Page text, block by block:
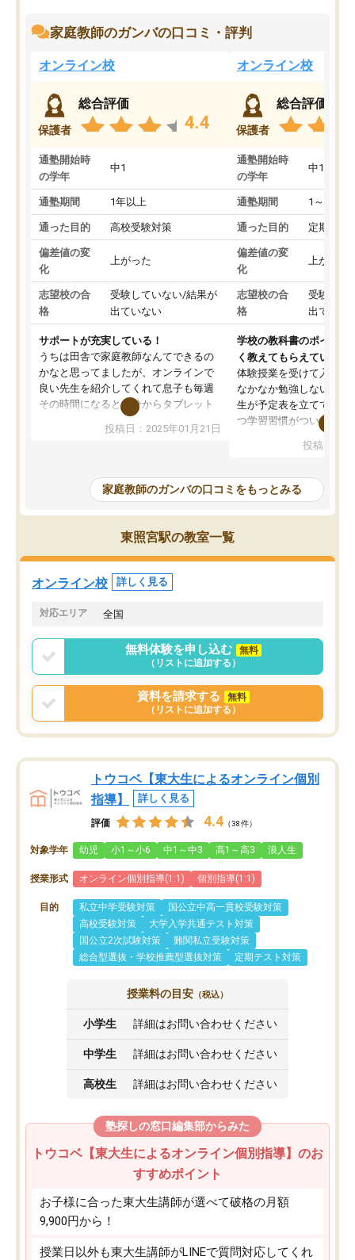
家庭教師のガンバの口コミ・評判
オンライン校
保護者
総合評価
4.4
通塾開始時
の学年
中1
通塾期間 1年以上
通った目的 高校受験対策
偏差値の変
化
上がった
志望校の合
格
受験していない/結果が
出ていない
サポートが充実している！
うちは田舎で家庭教師なんてできるの
かなと思ってましたが、オンラインで
良い先生を紹介してくれて息子も毎週
その時間になると自分からタブレット
を開いてzoomを繋げるようになりまし
た！5科目なんでもOKなのもとても気
めて1年ほどだった今では平均点以上の
科目が増えてきました！あと1年受験ま
であるので無料の週末教室を使用しな
がら頑張って欲しいと思います！
投稿日：2025年01月21日
オンライン校
保護者
総合評価
通塾開始時
の学年
中1
通塾期間 1～3ヵ月
通った目的 定期テス
偏差値の変
化
上がった
志望校の合
格
受験して
出ていな
学校の教科書のポイント
く教えてもらえている
体験授業を受けて入塾し
なかなか勉強しない息子
生が予定表を立ててくれ
つ学習習慣がついてきま
指導が無い日も予定表
問できるのでとても助か
投稿日：
家庭教師のガンバの口コミをもっとみる
東照宮駅の教室一覧
オンライン校 詳しく見る
対応エリア 全国
無料体験を申し込む
無料
（リストに追加する）
資料を請求する
無料
（リストに追加する）
トウコベ【東大生によるオンライン個別
指導】
詳しく見る
評価 4.4 （38件）
対象学年 幼児 小1～小6 中1～中3 高1～高3 浪人生
授業形式 オンライン個別指導(1:1) 個別指導(1:1)
目的 私立中学受験対策
国公立中高一貫校受験対策
高校受験対策
大学入学共通テスト対策
国公立2次試験対策
難関私立受験対策
総合型選抜・学校推薦型選抜対策
定期テスト対策
授業料の目安 （税込）
小学生 詳細はお問い合わせください
中学生 詳細はお問い合わせください
高校生 詳細はお問い合わせください
塾探しの窓口編集部からみた
トウコベ【東大生によるオンライン個別指導】のお
すすめポイント
お子様に合った東大生講師が選べて破格の月額
9,900円から！
授業日以外も東大生講師がLINEで質問対応してくれ